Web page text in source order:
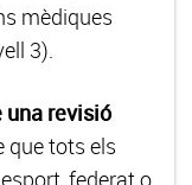
mèdiques
3).
una revisió
que tots els
federat o